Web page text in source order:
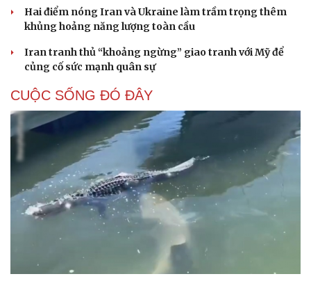
Hai điểm nóng Iran và Ukraine làm trầm trọng thêm
khủng hoảng năng lượng toàn cầu
Iran tranh thủ “khoảng ngừng” giao tranh với Mỹ để
củng cố sức mạnh quân sự
CUỘC SỐNG ĐÓ ĐÂY